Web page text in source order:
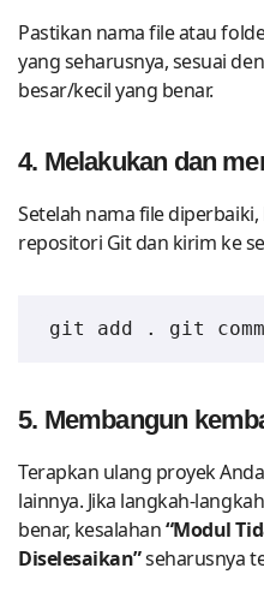
Pastikan nama file atau
yang seharusnya, sesuai
besar/kecil yang benar.
4. Melakukan dan
Setelah nama file
repositori Git dan kirim ke
git add . git
5. Membangun
Terapkan ulang proyek
lainnya. Jika langkah-
benar, kesalahan“Modul
Diselesaikan”seharusnya